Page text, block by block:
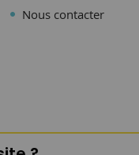
Nous contacter